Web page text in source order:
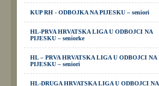
KUP RH - ODBOJKA NA PIJESKU – seniori
HL-PRVA HRVATSKA LIGA U ODBOJCI NA
PIJESKU – seniorke
HL – PRVA HRVATSKA LIGA U ODBOJCI NA
PIJESKU – seniori
HL-DRUGA HRVATSKA LIGA U ODBOJCI NA